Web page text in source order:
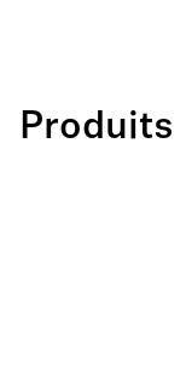
Produits